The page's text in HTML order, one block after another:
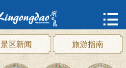
概况

景区新闻 旅游指南